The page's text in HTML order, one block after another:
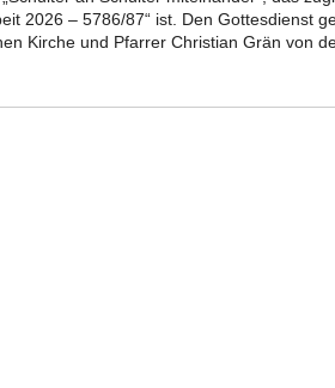
2026 – 5786/87“ ist. Den Gottesdienst
Kirche und Pfarrer Christian Grän von